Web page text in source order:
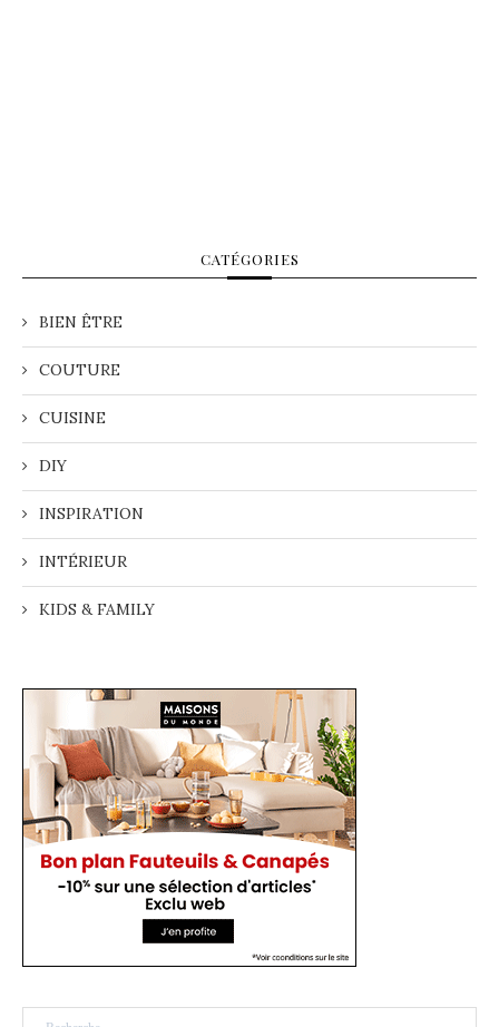
CATÉGORIES
BIEN ÊTRE
COUTURE
CUISINE
DIY
INSPIRATION
INTÉRIEUR
KIDS & FAMILY